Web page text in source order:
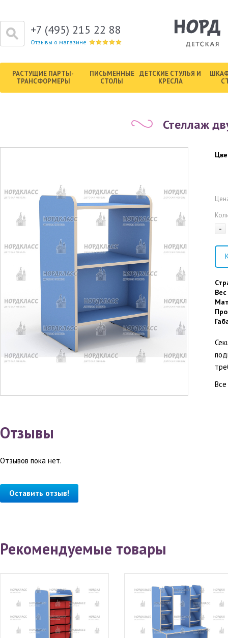
+7 (495) 215 22 88
Отзывы о магазине
РАСТУЩИЕ ПАРТЫ-
ТРАНСФОРМЕРЫ
ПИСЬМЕННЫЕ
СТОЛЫ
ДЕТСКИЕ СТУЛЬЯ И
КРЕСЛА
Стеллаж
-
Вес
Отзывы
Отзывов пока нет.
Оставить отзыв!
Рекомендуемые товары